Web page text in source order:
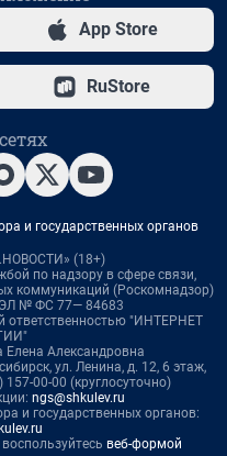
App Store
RuStore
и государственных органов
(18+)
по надзору в сфере связи,
коммуникаций (Роскомнадзор)
ЭЛ № ФС 77— 84683
ответственностью "ИНТЕРНЕТ
Елена Александровна
ул. Ленина, д. 12, 6 этаж,
00-00 (круглосуточно)
ngs@shkulev.ru
и государственных органов:
веб-формой